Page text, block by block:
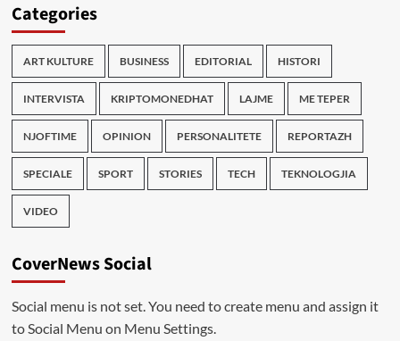
Categories
ART KULTURE BUSINESS EDITORIAL HISTORI
INTERVISTA KRIPTOMONEDHAT LAJME ME TEPER
NJOFTIME OPINION PERSONALITETE REPORTAZH
SPECIALE SPORT STORIES TECH TEKNOLOGJIA
VIDEO
CoverNews Social
Social menu is not set. You need to create menu and assign it
to Social Menu on Menu Settings.